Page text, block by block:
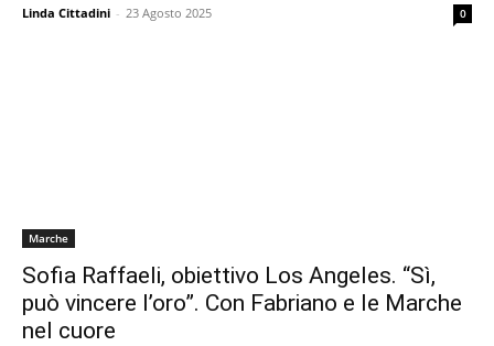
Linda Cittadini - 23 Agosto 2025 0
Marche
Sofia Raffaeli, obiettivo Los Angeles. “Sì,
può vincere l’oro”. Con Fabriano e le Marche
nel cuore